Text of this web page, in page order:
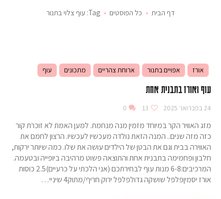
דף הבית כל הפוסטים Tag: עוף צלוי בתנור
אורז אפויים בתנור ארוחת צהריים מתכונים עוף
עוף ואורז בתבנית אחת
24 בפברואר 2025 13
0
מזג האוויר הקר במיוחד מזמין מנה מנחמת. למען האמת לא זוכרת קור
כזה מזה שנים.. המנה הזאת נולדה מעכשיו לעכשיו. הרצון לחמם את
האווירה בבית וגם את הבטן של הילדים עושה את שלו. כמה שיותר ירקות,
חלבון ופחמימה בתבנית אחת והתוצאה פשוט מרהיבה ביופייה ובטעמה.
המרכיבים:6-8 מנות עוף לבחירתכם (אני הלכתי על כרעיים)2.5 כוסות
אורז יסמיןפלפל שושקה גדולפלפל ירוק חריף/מתוק4 שיניי…